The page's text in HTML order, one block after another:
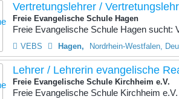
Vertretungslehrer /
Freie Evangelische Schule Hagen
Freie Evangelische Schule Hagen sucht:
VEBS Hagen Nordrhein-Westfalen,
Lehrer / Lehrerin evangelische
Freie Evangelische Schule Kirchheim e.V.
Freie Evangelische Schule Kirchheim